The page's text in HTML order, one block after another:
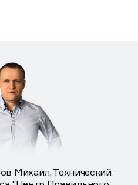
Михаил, Технический